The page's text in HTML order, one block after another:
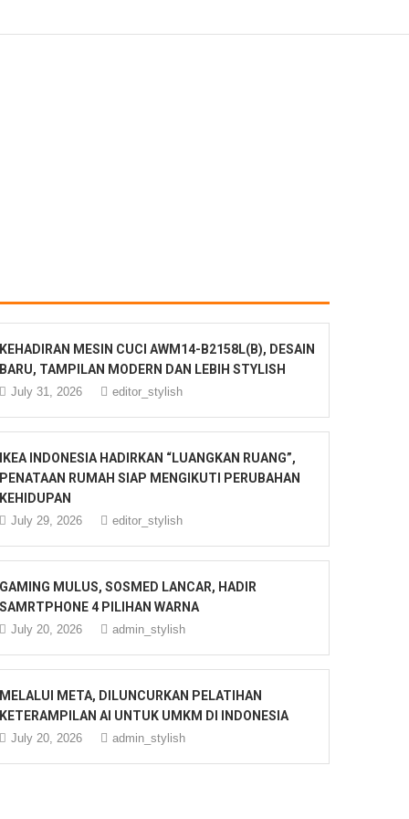
MESIN CUCI AWM14-B2158L(B), DESAIN
TAMPILAN MODERN DAN LEBIH STYLISH
July 31, 2026 editor_stylish
INDONESIA HADIRKAN “LUANGKAN RUANG”,
RUMAH SIAP MENGIKUTI PERUBAHAN
July 29, 2026 editor_stylish
MULUS, SOSMED LANCAR, HADIR
4 PILIHAN WARNA
July 20, 2026 admin_stylish
META, DILUNCURKAN PELATIHAN
AI UNTUK UMKM DI INDONESIA
July 20, 2026 admin_stylish